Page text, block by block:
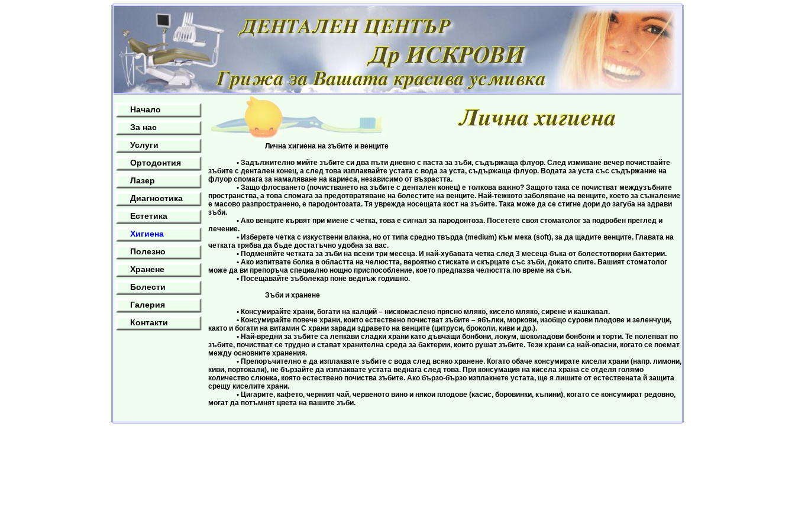
Начало
За нас
Услуги
Ортодонтия
Лазер
Диагностика
Естетика
Хигиена
Полезно
Хранене
Болести
Галерия
Контакти
Лична хигиена на зъбите и венците
• Задължително мийте зъбите си два пъти дневно с паста за зъби, съдържаща флуор. След измиване вечер почиствайте
зъбите с дентален конец, а след това изплаквайте устата с вода за уста, съдържаща флуор. Водата за уста със съдържание на
флуор спомага за намаляване на кариеса, независимо от възрастта.
• Защо флосването (почистването на зъбите с дентален конец) е толкова важно? Защото така се почистват междузъбните
пространства, а това спомага за предотвратяване на болестите на венците. Най-тежкото заболяване на венците, което за съжаление
е масово разпространено, е пародонтозата. Тя уврежда носещата кост на зъбите. Така може да се стигне дори до загуба на здрави
зъби.
• Ако венците кървят при миене с четка, това е сигнал за пародонтоза. Посетете своя стоматолог за подробен преглед и
лечение.
• Изберете четка с изкуствени влакна, но от типа средно твърда (medium) към мека (soft), за да щадите венците. Главата на
четката трябва да бъде достатъчно удобна за вас.
• Подменяйте четката за зъби на всеки три месеца. И най-хубавата четка след 3 месеца бъка от болестотворни бактерии.
• Ако изпитвате болка в областта на челюстта, вероятно стискате и скърцате със зъби, докато спите. Вашият стоматолог
може да ви препоръча специално нощно приспособление, което предпазва челюстта по време на сън.
• Посещавайте зъболекар поне веднъж годишно.
Зъби и хранене
• Консумирайте храни, богати на калций – нискомаслено прясно мляко, кисело мляко, сирене и кашкавал.
• Консумирайте повече храни, които естествено почистват зъбите – ябълки, моркови, изобщо сурови плодове и зеленчуци,
както и богати на витамин С храни заради здравето на венците (цитруси, броколи, киви и др.).
• Най-вредни за зъбите са лепкави сладки храни като дъвчащи бонбони, локум, шоколадови бонбони и торти. Те полепват по
зъбите, почистват се трудно и стават хранителна среда за бактерии, които рушат зъбите. Тези храни са най-опасни, когато се поемат
между основните хранения.
• Препоръчително е да изплаквате зъбите с вода след всяко хранене. Когато обаче консумирате кисели храни (напр. лимони,
киви, портокали), не бързайте да изплаквате устата веднага след това. При консумация на кисела храна се отделя голямо
количество слюнка, която естествено почиства зъбите. Ако бързо-бързо изплакнете устата, ще я лишите от естествената й защита
срещу киселите храни.
• Цигарите, кафето, черният чай, червеното вино и някои плодове (касис, боровинки, къпини), когато се консумират редовно,
могат да потъмнят цвета на вашите зъби.